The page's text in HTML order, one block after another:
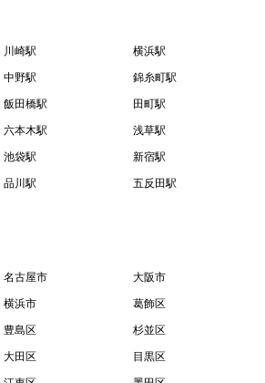
意味します。
は、会員による本サービスの利用の促
度を意味します。
ョン注文書を意味します。
」とは、定期建物賃貸借契約（以下
ます）の開始日のことで、利用者の
意味します。
件を保留することを意味します。
は、物件を予約するために必要な当社
す。物件情報や期間、オプション等
とは、賃貸借契約締結後から契約期間
川崎駅 横浜駅
中野駅 錦糸町駅
飯田橋駅 田町駅
六本木駅 浅草駅
池袋駅 新宿駅
品川駅 五反田駅
名古屋市 大阪市
横浜市 葛飾区
豊島区 杉並区
大田区 目黒区